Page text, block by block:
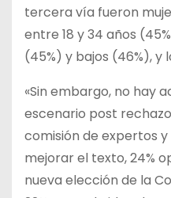
tercera vía fueron
entre 18 y 34 años
(45%) y bajos (46%), y
«Sin embargo, no hay
escenario post
comisión de expertos
mejorar el texto, 24%
nueva elección de la